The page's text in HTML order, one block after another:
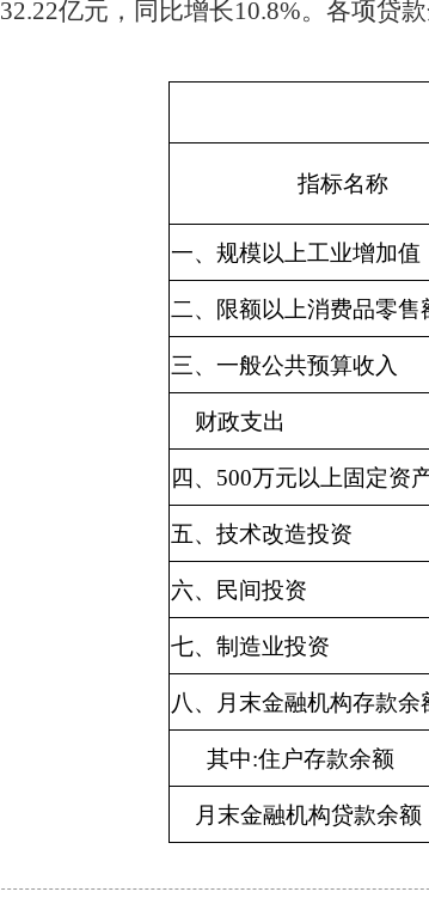
32.22亿元，同比增长10.8%。各项贷
指标名称
一、规模以上工业增加值
二、限额以上消费品零售
三、一般公共预算收入
财政支出
四、500万元以上固定资
五、技术改造投资
六、民间投资
七、制造业投资
八、月末金融机构存款余
其中:住户存款余额
月末金融机构贷款余额